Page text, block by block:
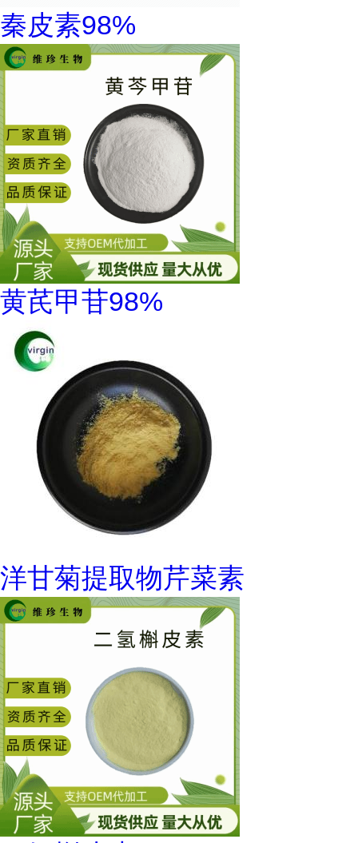
秦皮素98%
黄芪甲苷98%
洋甘菊提取物芹菜素